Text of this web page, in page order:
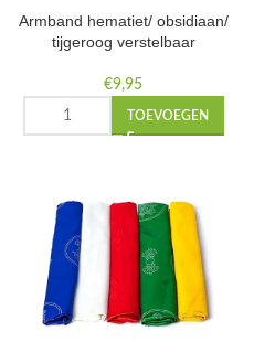
Armband hematiet/ obsidiaan/
tijgeroog verstelbaar
€9,95
TOEVOEGEN